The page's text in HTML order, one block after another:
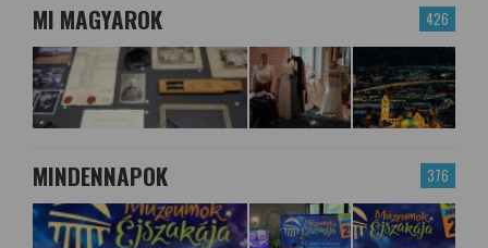
426
MI MAGYAROK
376
MINDENNAPOK